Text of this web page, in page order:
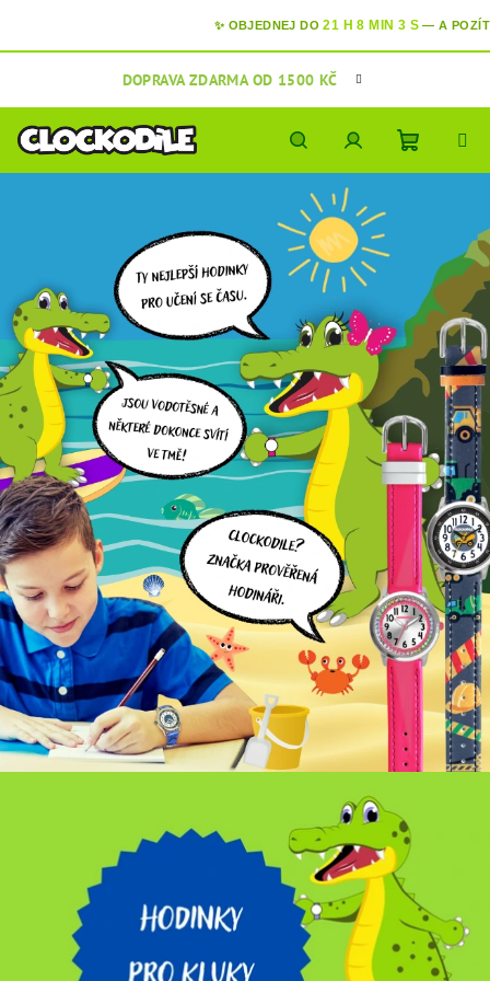
✨ OBJEDNEJ DO21 H 8 MIN 2 S— A POZÍTŘÍ
obsah
DOPRAVA ZDARMA OD 1500 KČ
HledatPřihlášeníNákupní